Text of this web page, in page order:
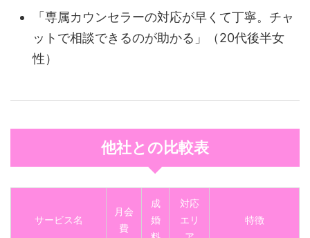
「専属カウンセラーの対応が早くて丁寧。チャ
ットで相談できるのが助かる」（20代後半女
性）
他社との比較表
サービス名
月会
費
成
婚
対応
エリ
特徴